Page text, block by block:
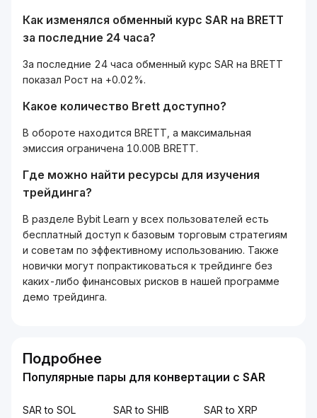
Как изменялся обменный курс SAR на BRETT
за последние 24 часа?
За последние 24 часа обменный курс SAR на BRETT
показал Рост на +0.02%.
Какое количество Brett доступно?
В обороте находится BRETT, а максимальная
эмиссия ограничена 10.00B BRETT.
Где можно найти ресурсы для изучения
трейдинга?
В разделе Bybit Learn у всех пользователей есть
бесплатный доступ к базовым торговым стратегиям
и советам по эффективному использованию. Также
новички могут попрактиковаться к трейдинге без
каких-либо финансовых рисков в нашей программе
демо трейдинга.
Подробнее
Популярные пары для конвертации с SAR
SAR to SOL SAR to SHIB SAR to XRP